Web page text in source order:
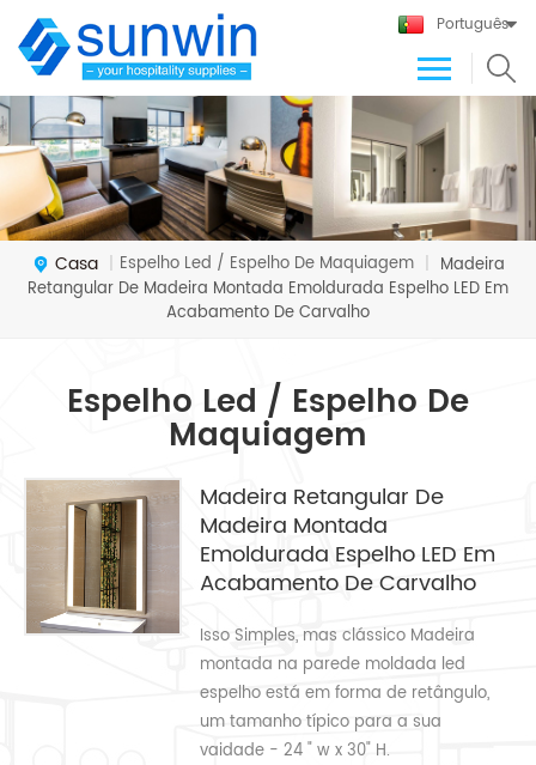
Português
Casa | Espelho Led / Espelho De Maquiagem | Madeira
Retangular De Madeira Montada Emoldurada Espelho LED Em
Acabamento De Carvalho
Espelho Led / Espelho De
Maquiagem
Madeira Retangular De
Madeira Montada
Emoldurada Espelho LED Em
Acabamento De Carvalho
Isso Simples, mas clássico Madeira
montada na parede moldada led
espelho está em forma de retângulo,
um tamanho típico para a sua
vaidade - 24 " w x 30" H.